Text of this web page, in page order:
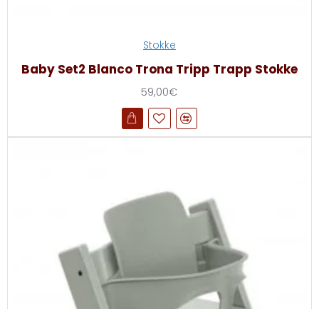
Stokke
Baby Set2 Blanco Trona Tripp Trapp Stokke
59,00€